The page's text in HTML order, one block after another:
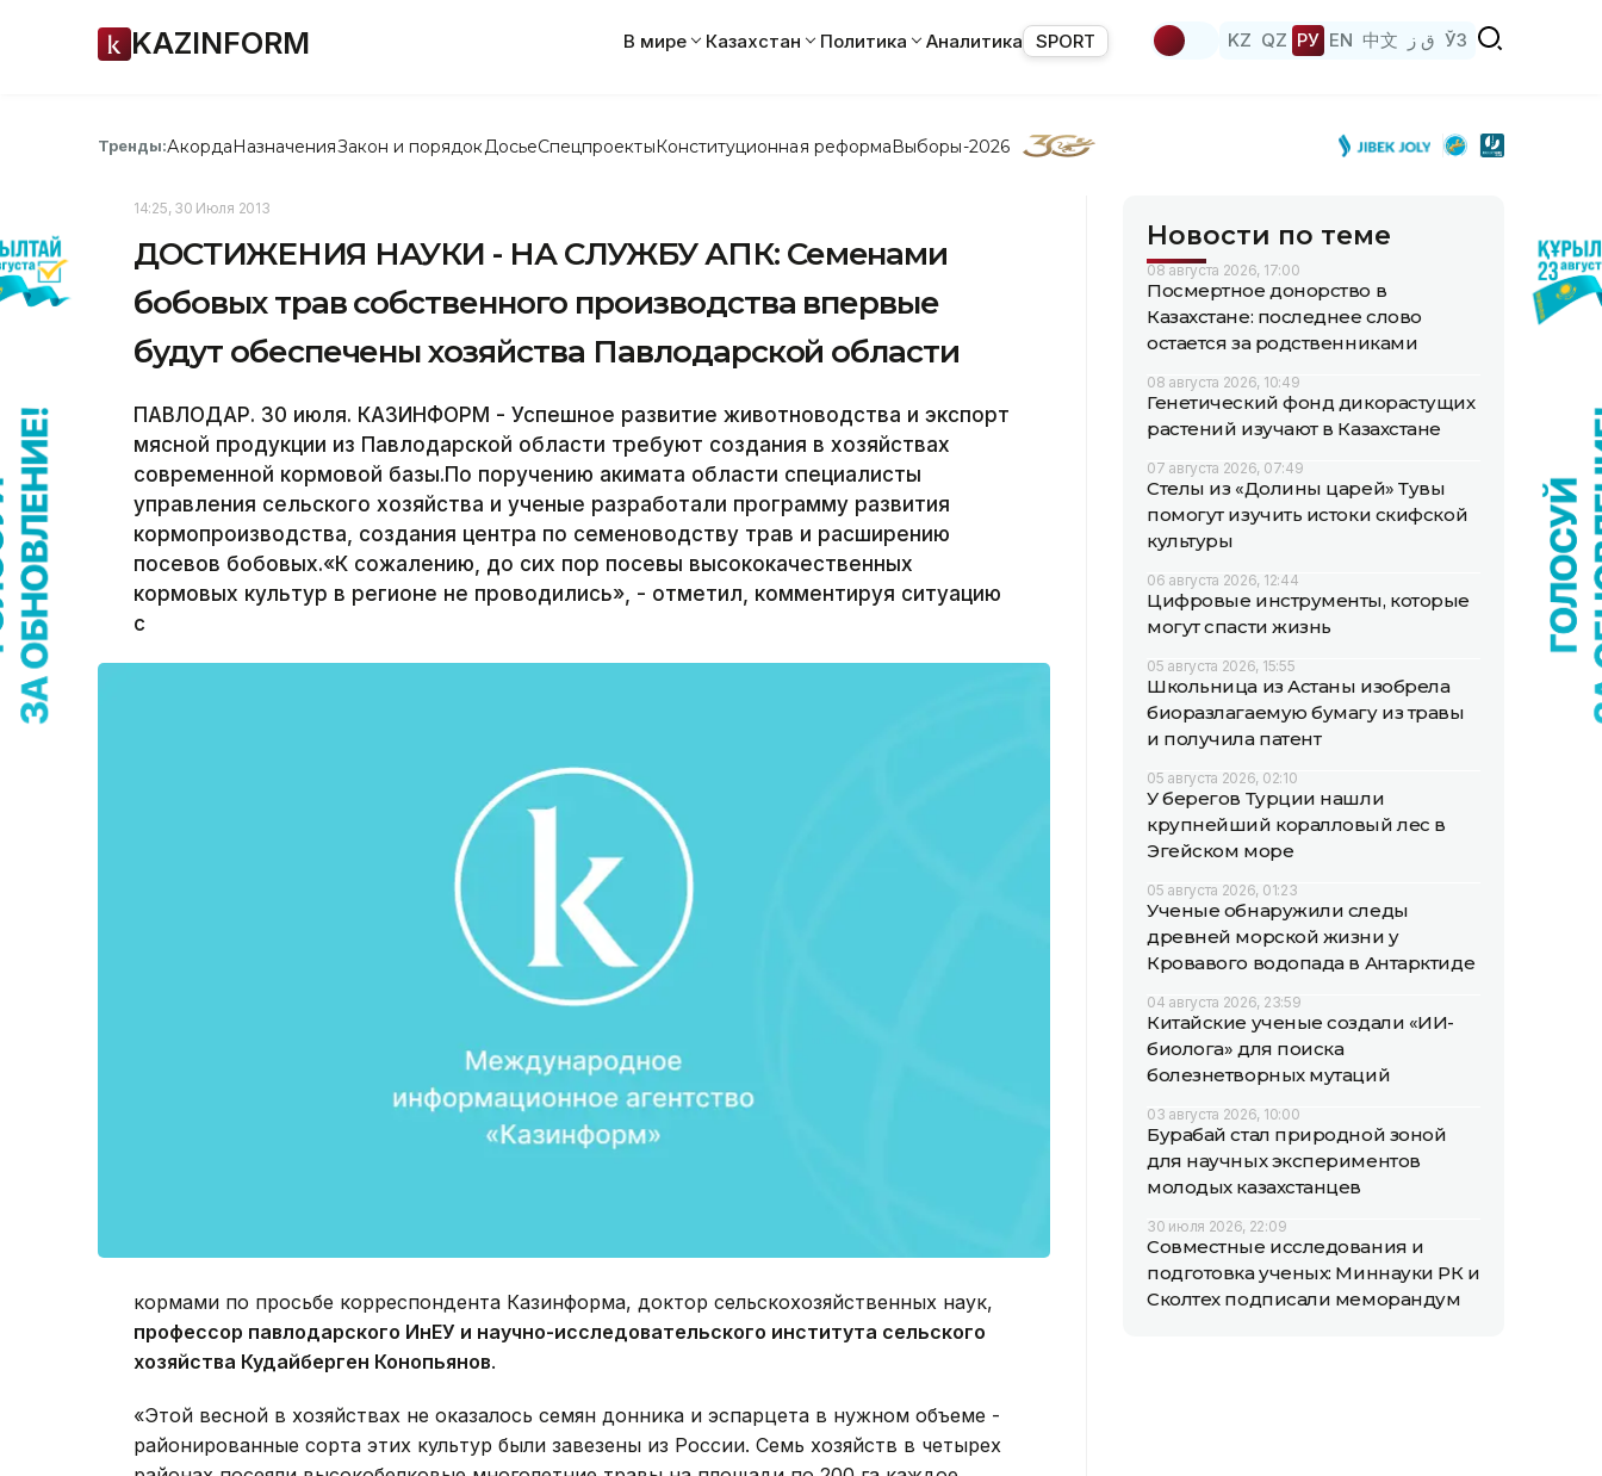
KAZINFORM В мире Казахстан Политика Аналитика SPORT KZ QZ РУ EN 中文 ق ز ЎЗ
Тренды:АкордаНазначенияЗакон и порядок ДосьеСпецпроектыКонституционная реформаВыборы-2026
14:25, 30 Июля 2013
ДОСТИЖЕНИЯ НАУКИ - НА СЛУЖБУ АПК: Семенами
бобовых трав собственного производства впервые
будут обеспечены хозяйства Павлодарской области
ПАВЛОДАР. 30 июля. КАЗИНФОРМ - Успешное развитие животноводства и экспорт
мясной продукции из Павлодарской области требуют создания в хозяйствах
современной кормовой базы.По поручению акимата области специалисты
управления сельского хозяйства и ученые разработали программу развития
кормопроизводства, создания центра по семеноводству трав и расширению
посевов бобовых.«К сожалению, до сих пор посевы высококачественных
кормовых культур в регионе не проводились», - отметил, комментируя ситуацию
с
кормами по просьбе корреспондента Казинформа, доктор сельскохозяйственных наук,
профессор павлодарского ИнЕУ и научно-исследовательского института сельского
хозяйства Кудайберген Конопьянов.
«Этой весной в хозяйствах не оказалось семян донника и эспарцета в нужном объеме -
районированные сорта этих культур были завезены из России. Семь хозяйств в четырех
Новости по теме
08 августа 2026, 17:00
Посмертное донорство в
Казахстане: последнее слово
остается за родственниками
08 августа 2026, 10:49
Генетический фонд дикорастущих
растений изучают в Казахстане
07 августа 2026, 07:49
Стелы из «Долины царей» Тувы
помогут изучить истоки скифской
культуры
06 августа 2026, 12:44
Цифровые инструменты, которые
могут спасти жизнь
05 августа 2026, 15:55
Школьница из Астаны изобрела
биоразлагаемую бумагу из травы
и получила патент
05 августа 2026, 02:10
У берегов Турции нашли
крупнейший коралловый лес в
Эгейском море
05 августа 2026, 01:23
Ученые обнаружили следы
древней морской жизни у
Кровавого водопада в Антарктиде
04 августа 2026, 23:59
Китайские ученые создали «ИИ-
биолога» для поиска
болезнетворных мутаций
03 августа 2026, 10:00
Бурабай стал природной зоной
для научных экспериментов
молодых казахстанцев
30 июля 2026, 22:09
Совместные исследования и
подготовка ученых: Миннауки РК и
Сколтех подписали меморандум